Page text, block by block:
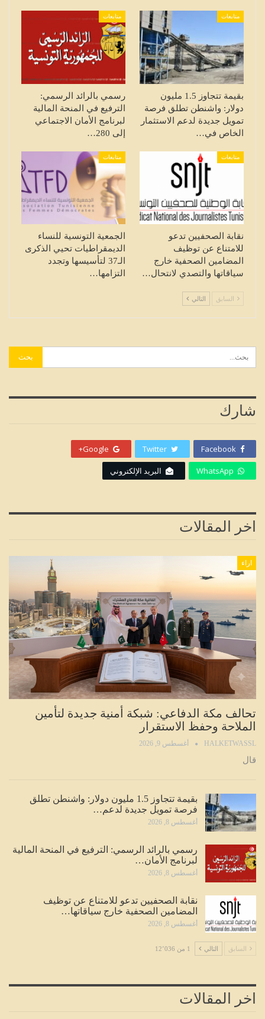
متابعات
بقيمة تتجاوز 1.5 مليون
دولار: واشنطن تطلق فرصة
تمويل جديدة لدعم الاستثمار
الخاص في…
متابعات
رسمي بالرائد الرسمي:
الترفيع في المنحة المالية
لبرنامج الأمان الاجتماعي
إلى 280…
متابعات
نقابة الصحفيين تدعو
للامتناع عن توظيف
المضامين الصحفية خارج
سياقاتها والتصدي لانتحال…
متابعات
الجمعية التونسية للنساء
الديمقراطيات تحيي الذكرى
الـ37 لتأسيسها وتجدد
التزامها…
السابق التالي
شارك
Facebook
Twitter
Google+
WhatsApp البريد الإلكتروني
اخر المقالات
اراء
تحالف مكة الدفاعي: شبكة أمنية جديدة لتأمين
الملاحة وحفظ الاستقرار
HALKETWASSL أغسطس 9, 2026
قال
بقيمة تتجاوز 1.5 مليون دولار: واشنطن تطلق
فرصة تمويل جديدة لدعم…
أغسطس 8, 2026
رسمي بالرائد الرسمي: الترفيع في المنحة المالية
لبرنامج الأمان…
أغسطس 8, 2026
نقابة الصحفيين تدعو للامتناع عن توظيف
المضامين الصحفية خارج سياقاتها…
أغسطس 8, 2026
السابق التالي 1 من 12٬036
اخر المقالات